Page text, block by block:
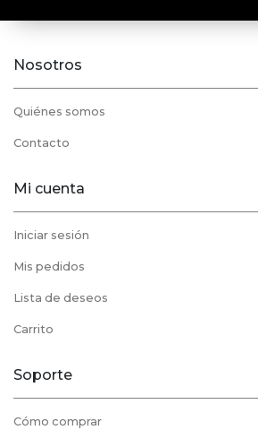
Nosotros
Quiénes somos
Contacto
Mi cuenta
Iniciar sesión
Mis pedidos
Lista de deseos
Carrito
Soporte
Cómo comprar